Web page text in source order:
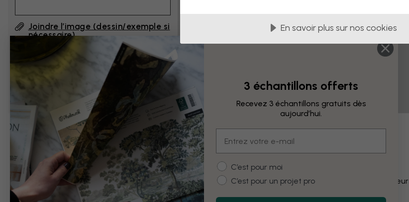
Joindre l’image (dessin/exemple si
nécessaire)
En cliquant sur ”Envoyer”, j'accepte les
Conditions d'utilisation de Photowall
confirme les avoir lues.
Exemples de modifications
Noir et blanc Modifier la couleur
3 échantillons offerts
Recevez 3 échantillons gratuits dès
aujourd’hui.
Customer type
C’est pour moi
C’est pour un projet pro
En savoir plus sur nos cookies